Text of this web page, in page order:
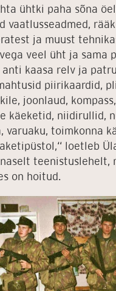
ühtki paha sõna
vaatlusseadmed,
ja muust
veel üht ja sama
anti kaasa relv ja
piirikaardid,
joonlaud, kompass,
käeketid, niidirullid,
varuaku, toimkonna
loetleb
teenistuslehelt,
on hoitud.